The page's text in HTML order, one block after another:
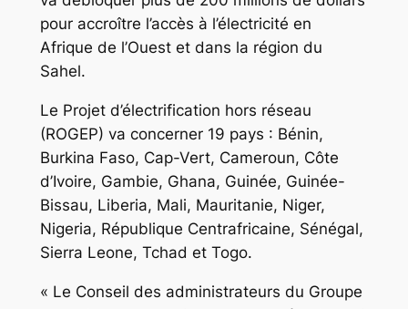
pour accroître l’accès à l’électricité en
Afrique de l’Ouest et dans la région du
Sahel.
Le Projet d’électrification hors réseau
(ROGEP) va concerner 19 pays : Bénin,
Burkina Faso, Cap-Vert, Cameroun, Côte
d’Ivoire, Gambie, Ghana, Guinée, Guinée-
Bissau, Liberia, Mali, Mauritanie, Niger,
Nigeria, République Centrafricaine, Sénégal,
Sierra Leone, Tchad et Togo.
« Le Conseil des administrateurs du Groupe